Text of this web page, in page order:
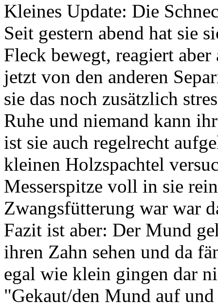
Kleines Update: Die
Seit gestern abend hat sie
Fleck bewegt, reagiert
jetzt von den anderen
sie das noch zusätzlich
Ruhe und niemand kann
ist sie auch regelrecht
kleinen Holzspachtel
Messerspitze voll in sie
Zwangsfütterung war war
Fazit ist aber: Der Mund
ihren Zahn sehen und da
egal wie klein gingen dar
"Gekaut/den Mund auf